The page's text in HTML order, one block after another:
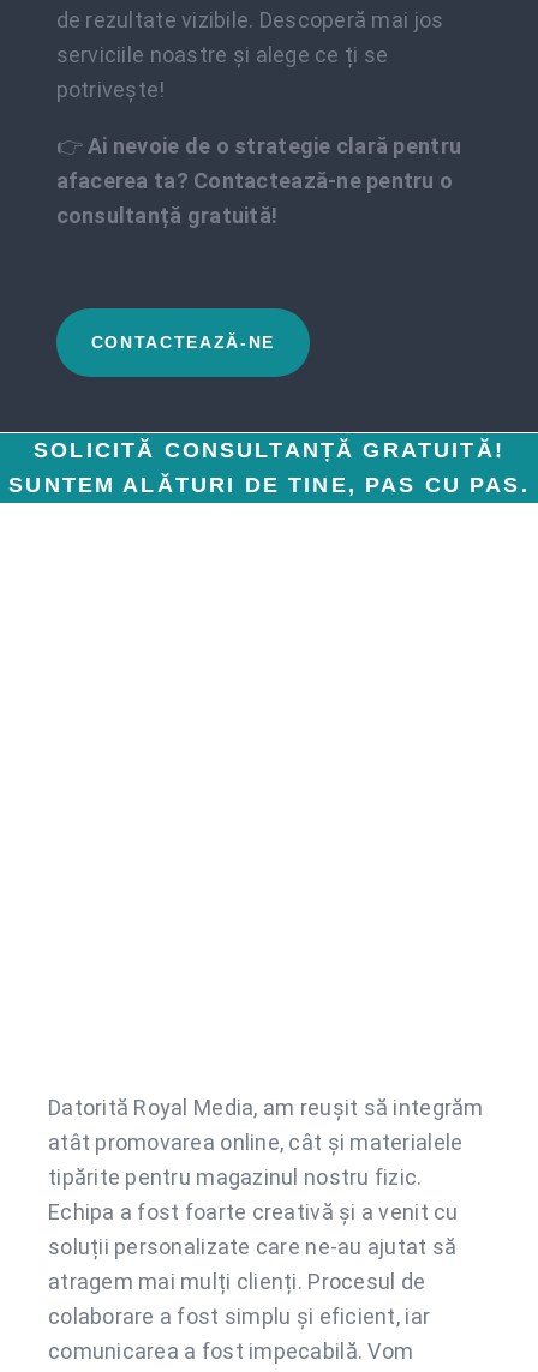
de rezultate vizibile. Descoperă mai jos
serviciile noastre și alege ce ți se
potrivește!
👉Ai nevoie de o strategie clară pentru
afacerea ta? Contactează-ne pentru o
consultanță gratuită!
CONTACTEAZĂ-NE
SOLICITĂ CONSULTANȚĂ GRATUITĂ!
SUNTEM ALĂTURI DE TINE, PAS CU PAS.
Datorită Royal Media, am reușit să integrăm
atât promovarea online, cât și materialele
tipărite pentru magazinul nostru fizic.
Echipa a fost foarte creativă și a venit cu
soluții personalizate care ne-au ajutat să
atragem mai mulți clienți. Procesul de
colaborare a fost simplu și eficient, iar
comunicarea a fost impecabilă. Vom